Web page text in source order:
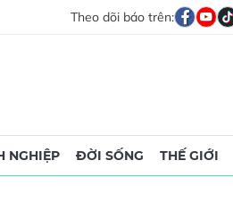
Theo dõi báo trên:
NGHIỆP ĐỜI SỐNG THẾ GIỚI